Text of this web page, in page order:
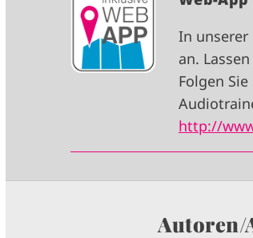
M
G
In unserer
an.
Folgen
http://
Autoren/